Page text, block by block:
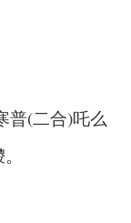
普(二合)吒么